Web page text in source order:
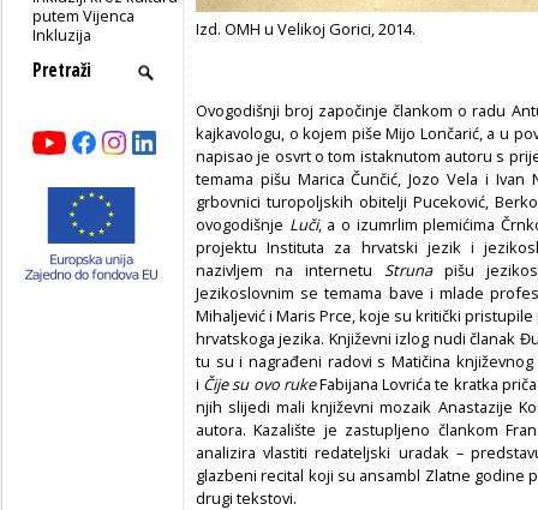
putem Vijenca
Inkluzija
Izd. OMH u Velikoj Gorici, 2014.
Ovogodišnji broj započinje člankom o radu
kajkavologu, o kojem piše Mijo Lončarić, a u
napisao je osvrt o tom istaknutom autoru s
temama pišu Marica Čunčić, Jozo Vela i
grbovnici turopoljskih obitelji Puceković,
ovogodišnje Luči, a o izumrlim plemićima
projektu Instituta za hrvatski jezik i
nazivljem na internetu Strunapišu
Jezikoslovnim se temama bave i mlade
Mihaljević i Maris Prce, koje su kritički
hrvatskoga jezika. Književni izlog nudi članak
tu su i nagrađeni radovi s Matičina
i Čije su ovo rukeFabijana Lovrića te kratka
njih slijedi mali književni mozaik Anastazije
autora. Kazalište je zastupljeno člankom
analizira vlastiti redateljski uradak –
glazbeni recital koji su ansambl Zlatne godine
drugi tekstovi.